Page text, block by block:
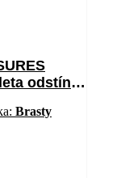
odstín
Brasty